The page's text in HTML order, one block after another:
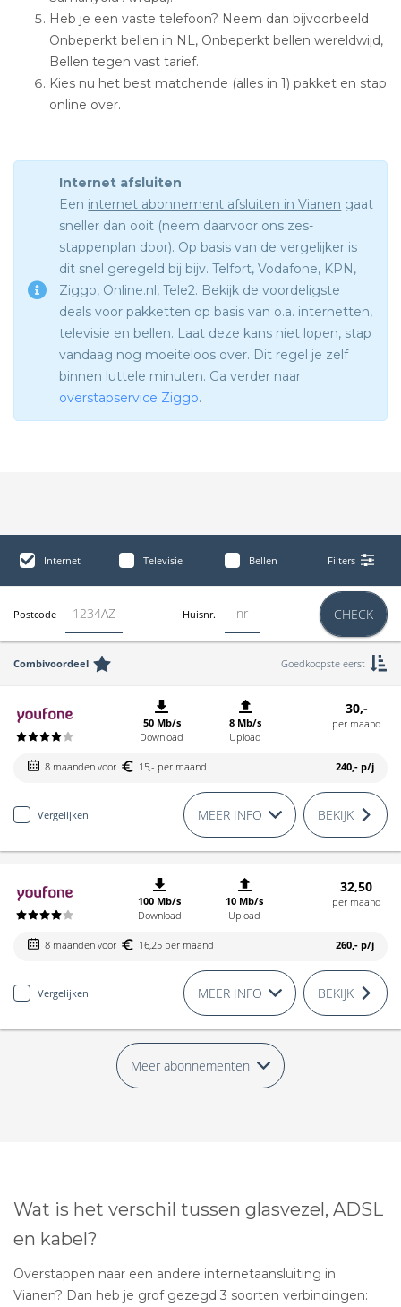
Heb je een vaste telefoon? Neem dan bijvoorbeeld
Onbeperkt bellen in NL, Onbeperkt bellen wereldwijd,
Bellen tegen vast tarief.
Kies nu het best matchende (alles in 1) pakket en stap
online over.
Internet afsluiten
Een internet abonnement afsluiten in Vianen gaat
sneller dan ooit (neem daarvoor ons zes-
stappenplan door). Op basis van de vergelijker is
dit snel geregeld bij bijv. Telfort, Vodafone, KPN,
Ziggo, Online.nl, Tele2. Bekijk de voordeligste
deals voor pakketten op basis van o.a. internetten,
televisie en bellen. Laat deze kans niet lopen, stap
vandaag nog moeiteloos over. Dit regel je zelf
binnen luttele minuten. Ga verder naar
overstapservice Ziggo.
Internet Televisie Bellen Filters
Postcode Huisnr. CHECK
Combivoordeel Goedkoopste eerst
50 Mb/s
Download
8 Mb/s
Upload
30,-
per maand
8 maanden voor 15,- per maand 240,- p/j
Vergelijken MEER INFO BEKIJK
100 Mb/s
Download
10 Mb/s
Upload
32,50
per maand
8 maanden voor 16,25 per maand 260,- p/j
Vergelijken MEER INFO BEKIJK
Meer abonnementen
Wat is het verschil tussen glasvezel, ADSL
en kabel?
Overstappen naar een andere internetaansluiting in
Vianen? Dan heb je grof gezegd 3 soorten verbindingen: